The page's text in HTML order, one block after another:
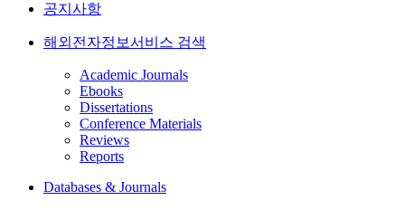
공지사항
해외전자정보서비스 검색
Academic Journals
Ebooks
Dissertations
Conference Materials
Reviews
Reports
Databases & Journals